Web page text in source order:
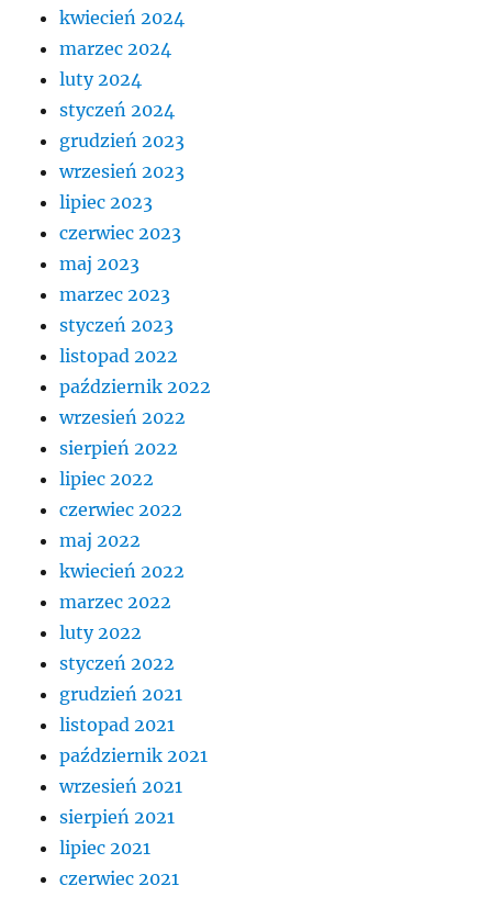
kwiecień 2024
marzec 2024
luty 2024
styczeń 2024
grudzień 2023
wrzesień 2023
lipiec 2023
czerwiec 2023
maj 2023
marzec 2023
styczeń 2023
listopad 2022
październik 2022
wrzesień 2022
sierpień 2022
lipiec 2022
czerwiec 2022
maj 2022
kwiecień 2022
marzec 2022
luty 2022
styczeń 2022
grudzień 2021
listopad 2021
październik 2021
wrzesień 2021
sierpień 2021
lipiec 2021
czerwiec 2021